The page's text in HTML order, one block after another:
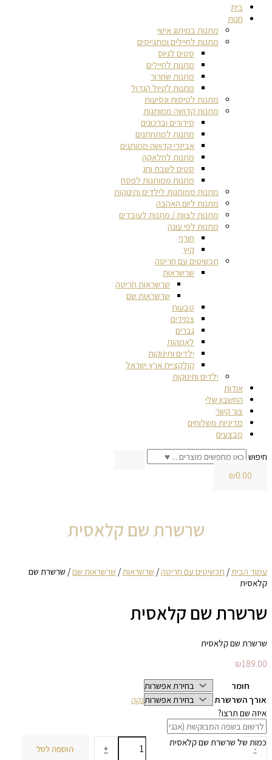
בית
חנות
מתנות במיתוג אישי
מתנות לחיילים ומתגייסים
סטים לגיוס
מתנות לחיילים
מתנות שחרור
מתנות לטיול הגדול
מתנות לטיסות ונסיעות
מתנות קדושה ממותגות
סידורים וברכונים
מתנות למתחתנים
אביזרי קדושה ממותגים
מתנות לחלאקה
סטים לשבת וחג
מתנות ממותגות לפסח
מתנות ממותגות לילדים ותינוקות
מתנות ליום האהבה
מתנות לצוות / מתנות לעובדים
מתנות לפי עונה
חורף
קיץ
תכשיטים עם חריטה
שרשראות
שרשראות חריטה
שרשראות שם
טבעות
צמידים
גברים
לאמהות
ילדים ותינוקות
קולקציית ארץ ישראל
ילדים ותינוקות
אודות
החשבון שלי
צור קשר
מדיניות משלוחים
מבצעים
חיפוש
₪0.00
שרשרת שם קלאסית
עמוד הבית/ תכשיטים עם חריטה/ שרשראות/ שרשראות שם/ שרשרת שם
קלאסית
שרשרת שם קלאסית
שרשרת שם קלאסית
₪189.00
חומר
אורך השרשרת
נקה
איזה שם תרצו?
-
כמות של שרשרת שם קלאסית
+ הוספה לסל